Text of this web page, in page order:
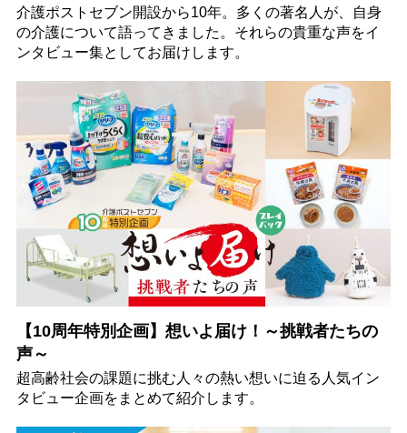
介護ポストセブン開設から10年。多くの著名人が、自身
の介護について語ってきました。それらの貴重な声をイ
ンタビュー集としてお届けします。
【10周年特別企画】想いよ届け！～挑戦者たちの
声～
超高齢社会の課題に挑む人々の熱い想いに迫る人気イン
タビュー企画をまとめて紹介します。